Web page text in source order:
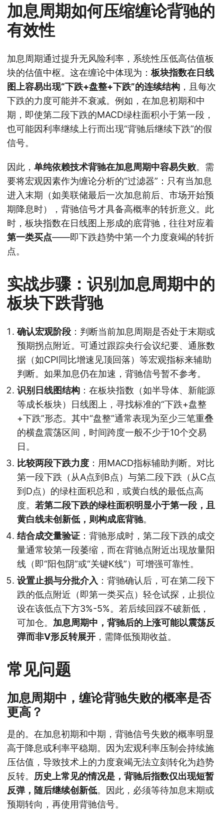
加息周期如何压缩缠论背驰的
有效性
加息周期通过提升无风险利率，系统性压低高估值板
块的估值中枢。这在缠论中体现为：板块指数在日线
图上容易出现“下跌+盘整+下跌”的连续结构 ，且每次
下跌的力度可能并不衰减。例如，在加息初期和中
期，即使第二段下跌的MACD绿柱面积小于第一段，
也可能因利率继续上行而出现“背驰后继续下跌”的假
信号。
因此， 单纯依赖技术背驰在加息周期中容易失败。需
要将宏观因素作为缠论分析的“过滤器”：只有当加息
进入末期（如美联储最后一次加息前后、市场开始预
期降息时），背驰信号才具备高概率的转折意义。此
时，板块指数在日线图上形成的底背驰，往往对应着
第一类买点——即下跌趋势中第一个力度衰竭的转折
点。
实战步骤：识别加息周期中的
板块下跌背驰
确认宏观阶段 ：判断当前加息周期是否处于末期或
预期拐点附近。可通过跟踪央行会议纪要、通胀数
据（如CPI同比增速见顶回落）等宏观指标来辅助
判断。如果加息仍在加速，背驰信号暂不参考。
识别日线图结构 ：在板块指数（如半导体、新能源
等成长板块）日线图上，寻找标准的“下跌+盘整
+下跌”形态。其中“盘整”通常表现为至少三笔重叠
的横盘震荡区间，时间跨度一般不少于10个交易
日。
比较两段下跌力度 ：用MACD指标辅助判断。对比
第一段下跌（从A点到B点）与第二段下跌（从C点
到D点）的绿柱面积总和，或黄白线的最低点高
度。 若第二段下跌的绿柱面积明显小于第一段，且
黄白线未创新低，则构成底背驰。
结合成交量验证 ：背驰形成时，第二段下跌的成交
量通常较第一段萎缩，而在背驰点附近出现放量阳
线（即“阳包阴”或“关键K线”）可增强可靠性。
设置止损与分批介入 ：背驰确认后，可在第二段下
跌的低点附近（即第一类买点）轻仓试探，止损位
设在该低点下方3%-5%。若后续回踩不破新低，
可加仓。 加息周期中，背驰后的上涨可能以震荡反
弹而非V形反转展开 ，需降低预期收益。
常见问题
加息周期中，缠论背驰失败的概率是否
更高？
是的。在加息初期和中期，背驰信号失败的概率明显
高于降息或利率平稳期。因为宏观利率压制会持续施
压估值，导致技术上的力度衰竭无法立刻转化为趋势
反转。 历史上常见的情况是，背驰后指数仅出现短暂
反弹，随后继续创新低。因此，必须等待加息末期或
预期转向，再使用背驰信号。